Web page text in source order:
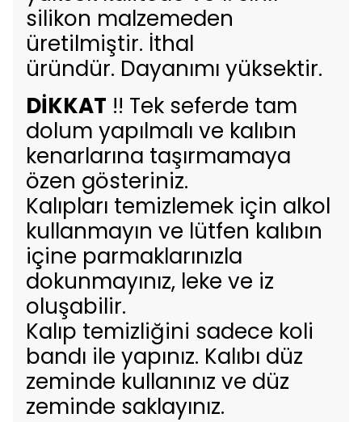
silikon malzemeden
üretilmiştir. İthal
üründür. Dayanımı yüksektir.
DİKKAT !! Tek seferde tam
dolum yapılmalı ve kalıbın
kenarlarına taşırmamaya
özen gösteriniz.
Kalıpları temizlemek için alkol
kullanmayın ve lütfen kalıbın
içine parmaklarınızla
dokunmayınız, leke ve iz
oluşabilir.
Kalıp temizliğini sadece koli
bandı ile yapınız. Kalıbı düz
zeminde kullanınız ve düz
zeminde saklayınız.